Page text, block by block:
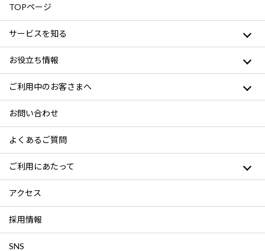
TOPページ
サービスを知る
お役立ち情報
ご利用中のお客さまへ
お問い合わせ
よくあるご質問
ご利用にあたって
アクセス
採用情報
SNS